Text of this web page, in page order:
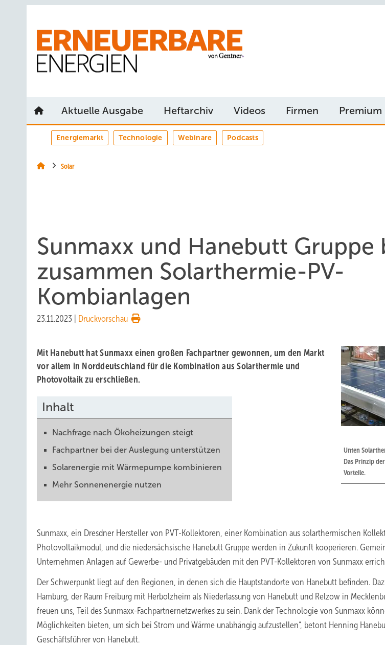
Aktuelle Ausgabe Heftarchiv Videos Firmen Premium
Energiemarkt Technologie Webinare Podcasts
Solar
Sunmaxx und Hanebutt Gruppe
zusammen Solarthermie-PV-
Kombianlagen
23.11.2023 Druckvorschau
Unten
Das Prinzip
Vorteile.
Mit Hanebutt hat Sunmaxx einen großen Fachpartner gewonnen, um den Markt
vor allem in Norddeutschland für die Kombination aus Solarthermie und
Photovoltaik zu erschließen.
Inhalt
Nachfrage nach Ökoheizungen steigt
Fachpartner bei der Auslegung unterstützen
Solarenergie mit Wärmepumpe kombinieren
Mehr Sonnenenergie nutzen
Sunmaxx, ein Dresdner Hersteller von PVT-Kollektoren, einer Kombination aus solarthermischen
Photovoltaikmodul, und die niedersächsische Hanebutt Gruppe werden in Zukunft kooperieren.
Unternehmen Anlagen auf Gewerbe- und Privatgebäuden mit den PVT-Kollektoren von Sunmaxx
Der Schwerpunkt liegt auf den Regionen, in denen sich die Hauptstandorte von Hanebutt befinden.
Hamburg, der Raum Freiburg mit Herbolzheim als Niederlassung von Hanebutt und Relzow in
freuen uns, Teil des Sunmaxx-Fachpartnernetzwerkes zu sein. Dank der Technologie von Sunmaxx
Möglichkeiten bieten, um sich bei Strom und Wärme unabhängig aufzustellen“, betont Henning
Geschäftsführer von Hanebutt.